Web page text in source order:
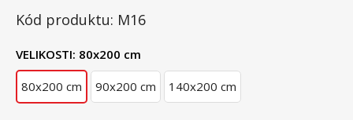
Kód produktu: M16
VELIKOSTI: 80x200 cm
80x200 cm 90x200 cm 140x200 cm